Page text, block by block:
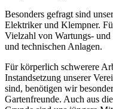
Besonders gefragt sind
Elektriker und Klempner.
Vielzahl von Wartungs- und
und technischen Anlagen.
Für körperlich schwerere
Instandsetzung unserer
sind, benötigen wir
Gartenfreunde. Auch aus